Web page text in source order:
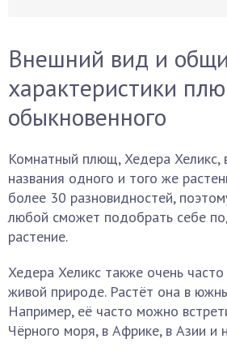
Внешний вид и
характеристики
обыкновенного
Комнатный плющ, Хедера Хеликс,
названия одного и того же
более 30 разновидностей,
любой сможет подобрать себе
растение.
Хедера Хеликс также очень часто
живой природе. Растёт она в
Например, её часто можно
Чёрного моря, в Африке, в Азии и